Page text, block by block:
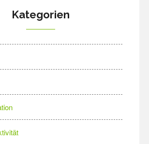
Kategorien